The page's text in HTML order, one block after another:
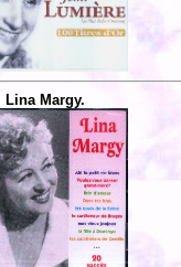
Lina Margy.